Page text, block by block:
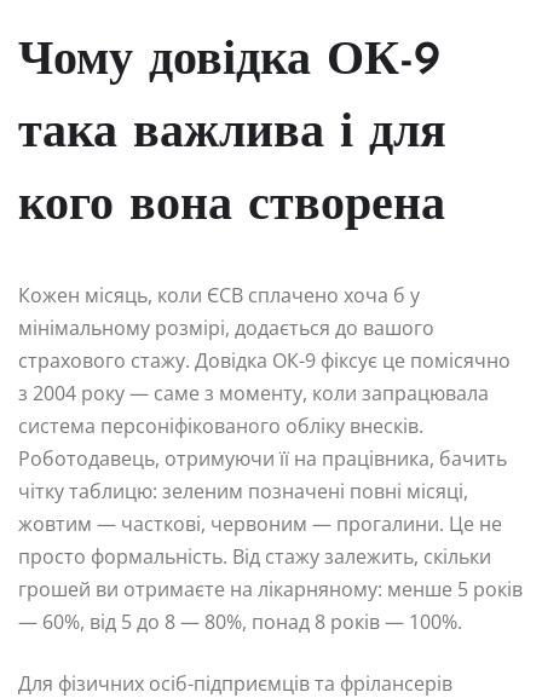
Чому довідка ОК-9
така важлива і для
кого вона створена
Кожен місяць, коли ЄСВ сплачено хоча б у
мінімальному розмірі, додається до вашого
страхового стажу. Довідка ОК-9 фіксує це помісячно
з 2004 року — саме з моменту, коли запрацювала
система персоніфікованого обліку внесків.
Роботодавець, отримуючи її на працівника, бачить
чітку таблицю: зеленим позначені повні місяці,
жовтим — часткові, червоним — прогалини. Це не
просто формальність. Від стажу залежить, скільки
грошей ви отримаєте на лікарняному: менше 5 років
— 60%, від 5 до 8 — 80%, понад 8 років — 100%.
Для фізичних осіб-підприємців та фрілансерів